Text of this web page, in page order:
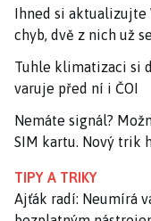
Ihned si aktualizujte
chyb, dvě z nich už
Tuhle klimatizaci si
varuje před ní i ČOI
Nemáte signál?
SIM kartu. Nový trik
TIPY A TRIKY
Ajťák radí: Neumírá